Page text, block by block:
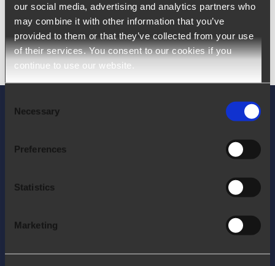
our social media, advertising and analytics partners who
may combine it with other information that you’ve
provided to them or that they’ve collected from your use
of their services. You consent to our cookies if you
continue to use our website.
Selection
Necessary
Preferences
Statistics
Marketing